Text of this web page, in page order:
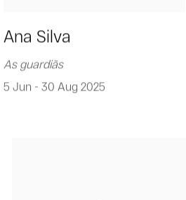
Ana Silva
As guardiãs
5 Jun - 30 Aug 2025